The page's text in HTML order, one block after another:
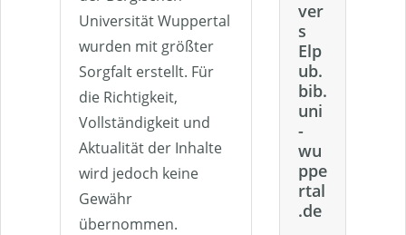
Universität Wuppertal
wurden mit größter
Sorgfalt erstellt. Für
die Richtigkeit,
Vollständigkeit und
Aktualität der Inhalte
wird jedoch keine
Gewähr
übernommen.
ver
s
Elp
ub.
bib.
uni
-
wu
ppe
rtal
.de